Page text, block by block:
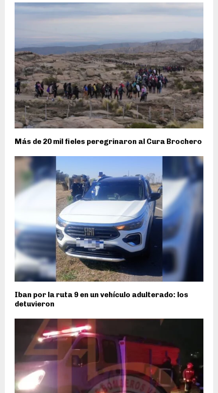
Más de 20 mil fieles peregrinaron al Cura Brochero
Iban por la ruta 9 en un vehículo adulterado: los
detuvieron